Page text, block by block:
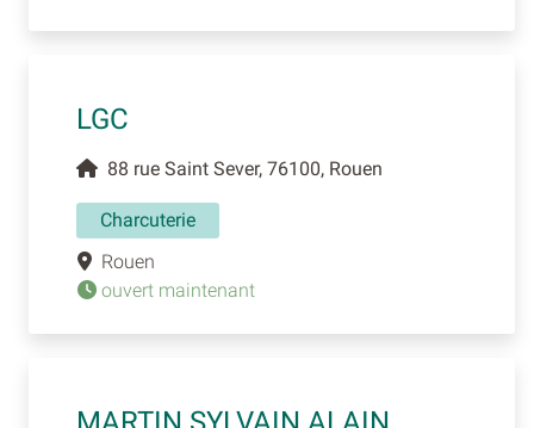
LGC
88 rue Saint Sever, 76100, Rouen
Charcuterie
Rouen
ouvert maintenant